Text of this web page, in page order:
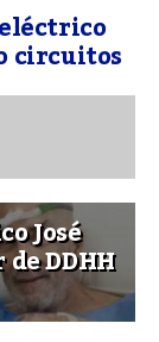
circuitos
José
DDHH